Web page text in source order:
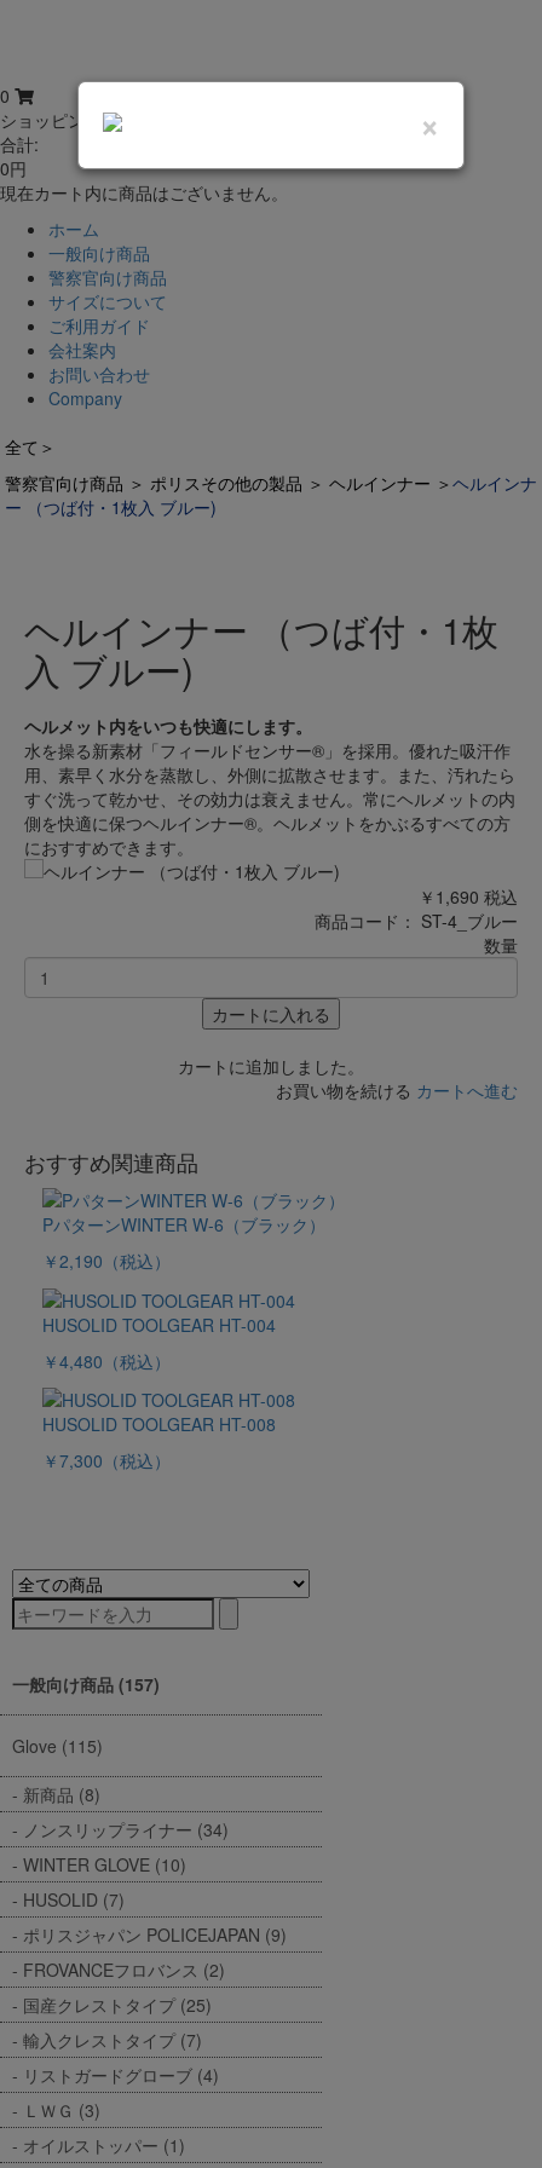
0
ショッピングカート
合計:
0円
現在カート内に商品はございません。
ホーム
一般向け商品
警察官向け商品
サイズについて
ご利用ガイド
会社案内
お問い合わせ
Company
全て ＞
×
警察官向け商品 ＞ ポリスその他の製品 ＞ ヘルインナー ＞ ヘルインナ
ー （つば付・1枚入 ブルー)
ヘルインナー （つば付・1枚
入 ブルー)
ヘルメット内をいつも快適にします。
水を操る新素材「フィールドセンサー®」を採用。優れた吸汗作
用、素早く水分を蒸散し、外側に拡散させます。また、汚れたら
すぐ洗って乾かせ、その効力は衰えません。常にヘルメットの内
側を快適に保つヘルインナー®。ヘルメットをかぶるすべての方
におすすめできます。
￥1,690 税込
商品コード： ST-4_ブルー
数量
カートに入れる
カートに追加しました。
お買い物を続ける カートへ進む
おすすめ関連商品
PパターンWINTER W-6（ブラック）
￥2,190 （税込）
HUSOLID TOOLGEAR HT-004
￥4,480 （税込）
HUSOLID TOOLGEAR HT-008
￥7,300 （税込）
一般向け商品 (157)
Glove (115)
新商品 (8)
ノンスリップライナー (34)
WINTER GLOVE (10)
HUSOLID (7)
ポリスジャパン POLICEJAPAN (9)
FROVANCEフロバンス (2)
国産クレストタイプ (25)
輸入クレストタイプ (7)
リストガードグローブ (4)
ＬＷＧ (3)
オイルストッパー (1)